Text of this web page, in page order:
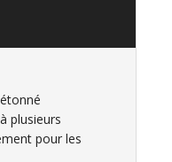
plusieurs
pour les